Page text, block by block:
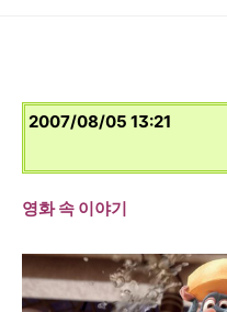
2007/08/05 13:21
영화 속 이야기